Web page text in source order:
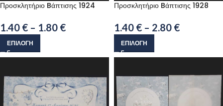
Προσκλητήριο Bάπτισης 1924
1.40 € – 1.80 €
ΕΠΙΛΟΓΉ
Προσκλητήριο Bάπτισης 1928
1.40 € – 2.80 €
ΕΠΙΛΟΓΉ